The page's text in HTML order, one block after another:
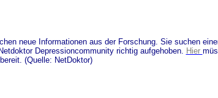
neue Informationen aus der Forschung. Sie suchen
Depressioncommunity richtig aufgehoben. Hier
(Quelle: NetDoktor)